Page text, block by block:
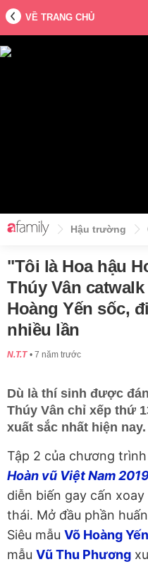
VỀ TRANG CHỦ
Hậu trường
"Tôi là Hoa hậu
Thúy Vân
Hoàng Yến sốc,
nhiều lần
N.T.T 7 năm trước
Dù là thí sinh được
Thúy Vân chỉ xếp thứ
xuất sắc nhất hiện nay.
Tập 2 của chương
Hoàn vũ Việt Nam
diễn biến gay cấn
thái. Mở đầu phần
Siêu mẫu Võ Hoàng Yến
mẫu Vũ Thu Phương